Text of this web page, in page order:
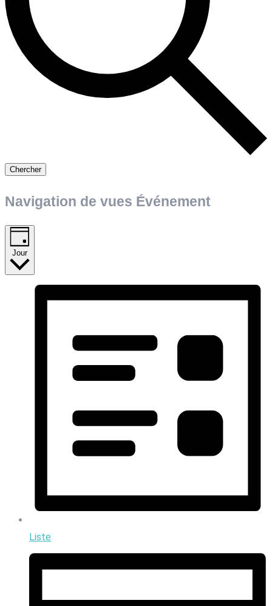
Chercher
Navigation de vues Événement
Jour
Liste